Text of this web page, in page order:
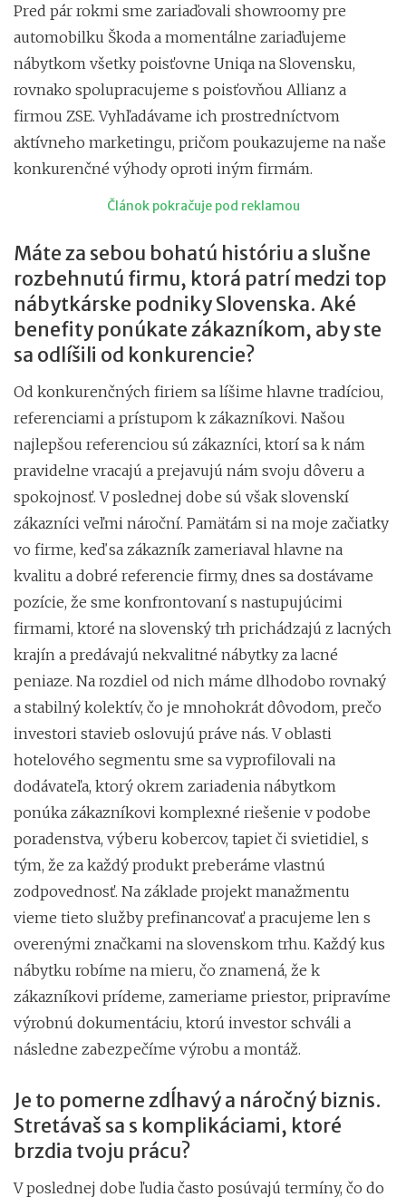
Pred pár rokmi sme zariaďovali showroomy pre
automobilku Škoda a momentálne zariaďujeme
nábytkom všetky poisťovne Uniqa na Slovensku,
rovnako spolupracujeme s poisťovňou Allianz a
firmou ZSE. Vyhľadávame ich prostredníctvom
aktívneho marketingu, pričom poukazujeme na naše
konkurenčné výhody oproti iným firmám.
Článok pokračuje pod reklamou
Máte za sebou bohatú históriu a slušne
rozbehnutú firmu, ktorá patrí medzi top
nábytkárske podniky Slovenska. Aké
benefity ponúkate zákazníkom, aby ste
sa odlíšili od konkurencie?
Od konkurenčných firiem sa líšime hlavne tradíciou,
referenciami a prístupom k zákazníkovi. Našou
najlepšou referenciou sú zákazníci, ktorí sa k nám
pravidelne vracajú a prejavujú nám svoju dôveru a
spokojnosť. V poslednej dobe sú však slovenskí
zákazníci veľmi nároční. Pamätám si na moje začiatky
vo firme, keď sa zákazník zameriaval hlavne na
kvalitu a dobré referencie firmy, dnes sa dostávame
pozície, že sme konfrontovaní s nastupujúcimi
firmami, ktoré na slovenský trh prichádzajú z lacných
krajín a predávajú nekvalitné nábytky za lacné
peniaze. Na rozdiel od nich máme dlhodobo rovnaký
a stabilný kolektív, čo je mnohokrát dôvodom, prečo
investori stavieb oslovujú práve nás. V oblasti
hotelového segmentu sme sa vyprofilovali na
dodávateľa, ktorý okrem zariadenia nábytkom
ponúka zákazníkovi komplexné riešenie v podobe
poradenstva, výberu kobercov, tapiet či svietidiel, s
tým, že za každý produkt preberáme vlastnú
zodpovednosť. Na základe projekt manažmentu
vieme tieto služby prefinancovať a pracujeme len s
overenými značkami na slovenskom trhu. Každý kus
nábytku robíme na mieru, čo znamená, že k
zákazníkovi prídeme, zameriame priestor, pripravíme
výrobnú dokumentáciu, ktorú investor schváli a
následne zabezpečíme výrobu a montáž.
Je to pomerne zdĺhavý a náročný biznis.
Stretávaš sa s komplikáciami, ktoré
brzdia tvoju prácu?
V poslednej dobe ľudia často posúvajú termíny, čo do